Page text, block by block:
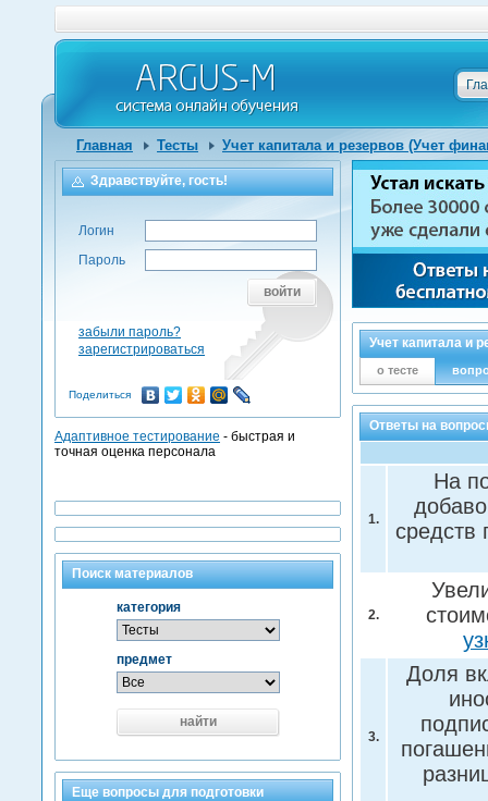
Главная Тесты Учет капитала и резервов (Учет
Учет капитала и
о тесте
Ответы на
1.
На
средств
2.
3.
Доля
Здравствуйте, гость!
Логин
Пароль
войти
забыли пароль?
зарегистрироваться
Поделиться
Адаптивное тестирование - быстрая и
точная оценка персонала
Поиск материалов
категория
предмет
найти
Еще вопросы для подготовки